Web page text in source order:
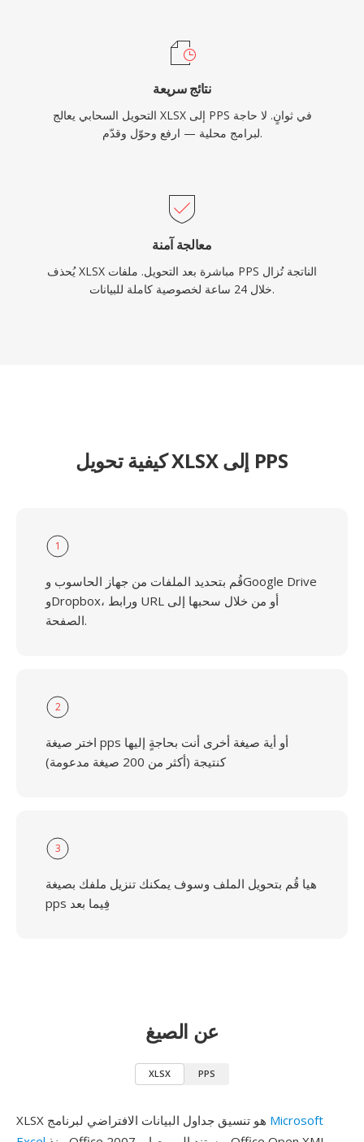
نتائج سريعة
التحويل السحابي يعالج XLSX إلى PPS في ثوانٍ. لا حاجة
لبرامج محلية — ارفع وحوّل وقدّم.
معالجة آمنة
يُحذف XLSX مباشرة بعد التحويل. ملفات PPS الناتجة تُزال
خلال 24 ساعة لخصوصية كاملة للبيانات.
كيفية تحويل XLSX إلى PPS
1
قُم بتحديد الملفات من جهاز الحاسوب وGoogle Drive
وDropbox، ورابط URL أو من خلال سحبها إلى
الصفحة.
2
اختر صيغة pps أو أية صيغة أخرى أنت بحاجةٍ إليها
كنتيجة (أكثر من 200 صيغة مدعومة)
3
هيا قُم بتحويل الملف وسوف يمكنك تنزيل ملفك بصيغة
pps فِيما بعد
عن الصيغ
XLSX PPS
Microsoft